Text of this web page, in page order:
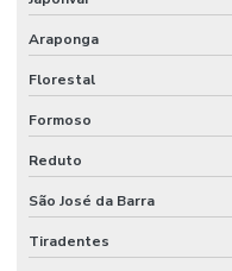
Araponga
Florestal
Formoso
Reduto
São José da Barra
Tiradentes